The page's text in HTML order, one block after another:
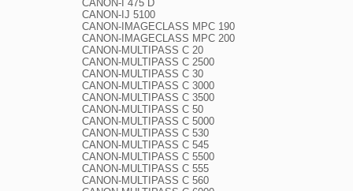
CANON-I 475 D
CANON-IJ 5100
CANON-IMAGECLASS MPC 190
CANON-IMAGECLASS MPC 200
CANON-MULTIPASS C 20
CANON-MULTIPASS C 2500
CANON-MULTIPASS C 30
CANON-MULTIPASS C 3000
CANON-MULTIPASS C 3500
CANON-MULTIPASS C 50
CANON-MULTIPASS C 5000
CANON-MULTIPASS C 530
CANON-MULTIPASS C 545
CANON-MULTIPASS C 5500
CANON-MULTIPASS C 555
CANON-MULTIPASS C 560